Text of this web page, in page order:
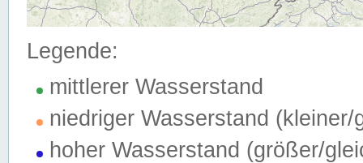
Legende:
mittlerer Wasserstand
niedriger Wasserstand (kleiner/
hoher Wasserstand (größer/